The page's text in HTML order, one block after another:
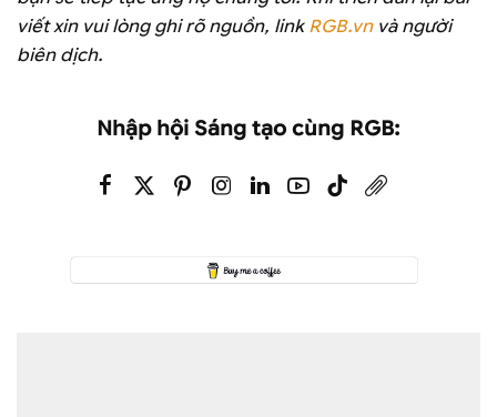
viết xin vui lòng ghi rõ nguồn, link RGB.vnvà người
biên dịch.
Nhập hội Sáng tạo cùng RGB: